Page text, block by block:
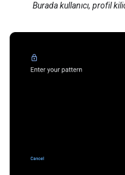
Burada kullanıcı, profil